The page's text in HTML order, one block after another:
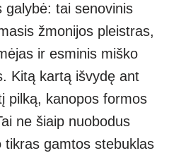
galybė: tai senovinis
žmonijos pleistras,
ir esminis miško
Kitą kartą išvydę ant
pilką, kanopos formos
ne šiaip nuobodus
tikras gamtos stebuklas